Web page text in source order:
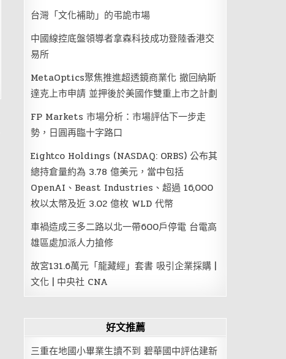
台灣「文化補助」的弔詭市場
中國線控底盤領導者拿森科技成功登陸香港交
易所
MetaOptics聚焦推進超透鏡商業化 撤回納斯
達克上市申請 並押後於美國作雙重上市之計劃
FP Markets 市場分析：市場評估下一步走
勢，日圓再臨十字路口
Eightco Holdings (NASDAQ: ORBS) 公布其
總持倉量約為 3.78 億美元，當中包括
OpenAI、Beast Industries、超過 16,000
枚以太幣及近 3.02 億枚 WLD 代幣
車禍造成三多二路以北一帶600戶停電 台電高
雄區處加派人力搶修
故宮131.6萬元「龍藏經」套書 吸引企業採購 |
文化 | 中央社 CNA
好文推薦
三重在地國小畢業生讀不到 碧華國中評估建新